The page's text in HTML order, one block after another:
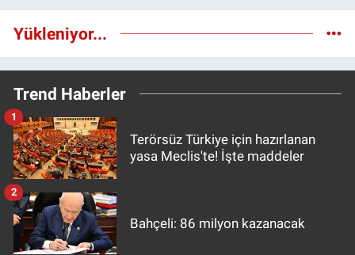
Yükleniyor...
Trend Haberler
Terörsüz Türkiye için hazırlanan
yasa Meclis'te! İşte maddeler
1
Bahçeli: 86 milyon kazanacak
2